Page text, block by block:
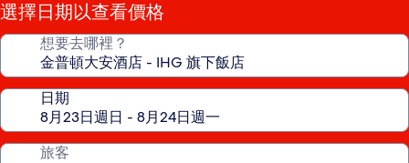
選擇日期以查看價格
想要去哪裡？
日期
旅客